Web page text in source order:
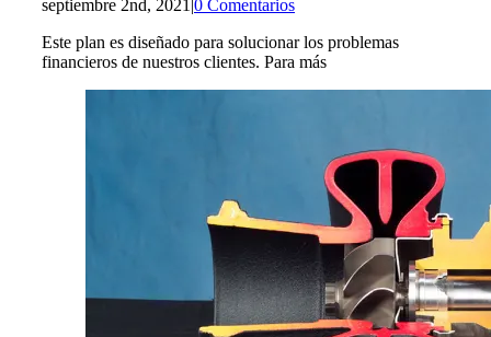
septiembre 2nd, 2021 |0 Comentarios
Este plan es diseñado para solucionar los problemas
financieros de nuestros clientes. Para más